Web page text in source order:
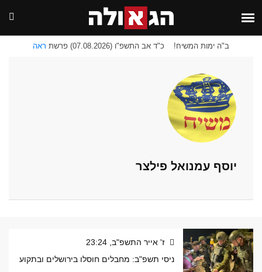
ב"ה ימות המשיח! כ"ד אב התשפ"ו (07.08.2026) פרשת ראה
יוסף עמנואל פילצר
ז' אייר התשפ"ב, 23:24
ניסי תשפ"ב: מחבלים חוסלו בירושלים ובתקוע